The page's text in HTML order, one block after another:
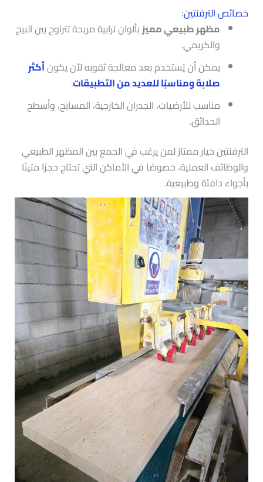
خصائص الترفنتين:
مظهر طبيعي مميز بألوان ترابية مريحة تتراوح بين البيج
والكريمي.
يمكن أن يُستخدم بعد معالجة ثقوبه لأن يكونأكثر
صلابة ومناسبًا للعديد من التطبيقات.
مناسب للأرضيات، الجدران الخارجية، المسابح، وأسطح
الحدائق.
الترفنتين خيار ممتاز لمن يرغب في الجمع بين المظهر الطبيعي
والوظائف العملية، خصوصًا في الأماكن التي تحتاج حجرًا متينًا
بأجواء دافئة وطبيعية.